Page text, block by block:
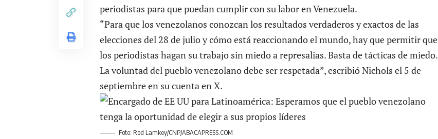
periodistas para que puedan cumplir con su labor en Venezuela.
“Para que los venezolanos conozcan los resultados verdaderos y exactos de las
elecciones del 28 de julio y cómo está reaccionando el mundo, hay que permitir que
los periodistas hagan su trabajo sin miedo a represalias. Basta de tácticas de miedo.
La voluntad del pueblo venezolano debe ser respetada”, escribió Nichols el 5 de
septiembre en su cuenta en X.
Foto: Rod Lamkey/CNP/ABACAPRESS.COM